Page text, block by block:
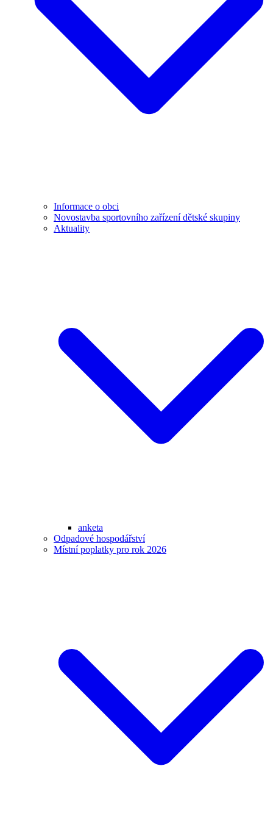
Informace o obci
Novostavba sportovního zařízení dětské skupiny
Aktuality
anketa
Odpadové hospodářství
Místní poplatky pro rok 2026